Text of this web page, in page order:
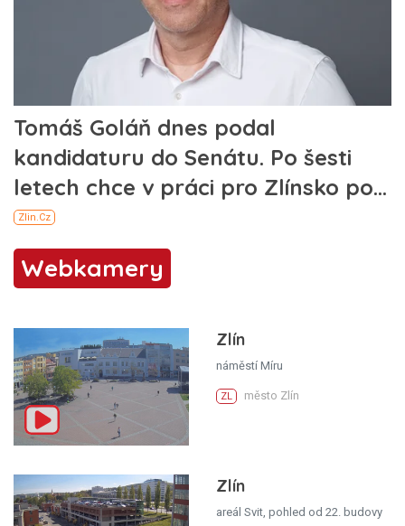
Webkamery
Zlín
náměstí Míru
ZL město Zlín
Zlín
areál Svit, pohled od 22. budovy